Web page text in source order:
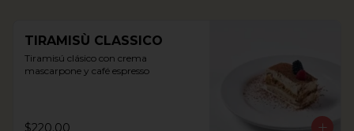
TIRAMISÙ CLASSICO
Tiramisú clásico con crema
mascarpone y café espresso
$220.00